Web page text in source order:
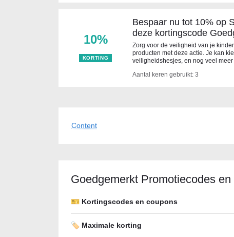
10%
KORTING
Bespaar nu tot 10% op
deze kortingscode
Zorg voor de veiligheid van je
producten met deze actie. Je kan
veiligheidshesjes, en nog veel
Aantal keren gebruikt: 3
Content
Goedgemerkt Promotiecodes en
🎫 Kortingscodes en coupons
🏷️ Maximale korting